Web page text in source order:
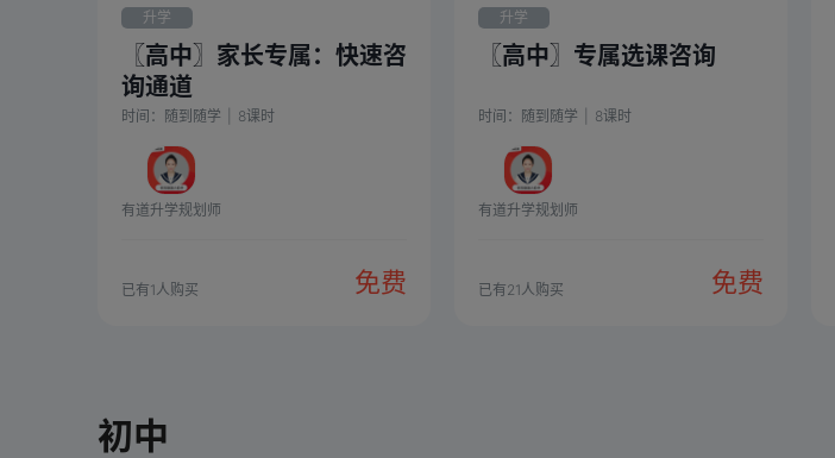
升学
〖高中〗家长专属：快速咨
询通道
时间： 随到随学 8课时
有道升学规划师
已有1人购买 免费
升学
〖高中〗专属选课咨询
时间： 随到随学 8课时
有道升学规划师
已有21人购买 免费
初中